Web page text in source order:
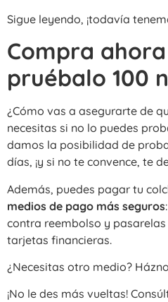
Sigue leyendo, ¡todavía
Compra
pruébalo 100
¿Cómo vas a asegurarte de
necesitas si no lo puedes
damos la posibilidad de
días, ¡y si no te convence, te
Además, puedes pagar tu
medios de pago más seguros
contra reembolso y
tarjetas financieras.
¿Necesitas otro medio?
¡No le des más vueltas!